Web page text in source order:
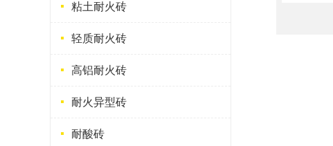
粘土耐火砖
轻质耐火砖
高铝耐火砖
耐火异型砖
耐酸砖